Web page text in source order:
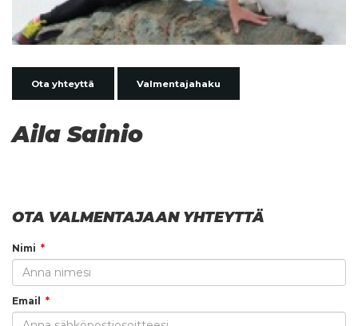
Ota yhteyttä Valmentajahaku
Aila Sainio
OTA VALMENTAJAAN YHTEYTTÄ
Nimi
Email